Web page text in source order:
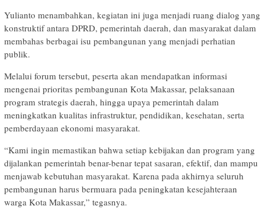
Yulianto menambahkan, kegiatan ini juga menjadi ruang dialog yang
konstruktif antara DPRD, pemerintah daerah, dan masyarakat dalam
membahas berbagai isu pembangunan yang menjadi perhatian
publik.
Melalui forum tersebut, peserta akan mendapatkan informasi
mengenai prioritas pembangunan Kota Makassar, pelaksanaan
program strategis daerah, hingga upaya pemerintah dalam
meningkatkan kualitas infrastruktur, pendidikan, kesehatan, serta
pemberdayaan ekonomi masyarakat.
“Kami ingin memastikan bahwa setiap kebijakan dan program yang
dijalankan pemerintah benar-benar tepat sasaran, efektif, dan mampu
menjawab kebutuhan masyarakat. Karena pada akhirnya seluruh
pembangunan harus bermuara pada peningkatan kesejahteraan
warga Kota Makassar,” tegasnya.